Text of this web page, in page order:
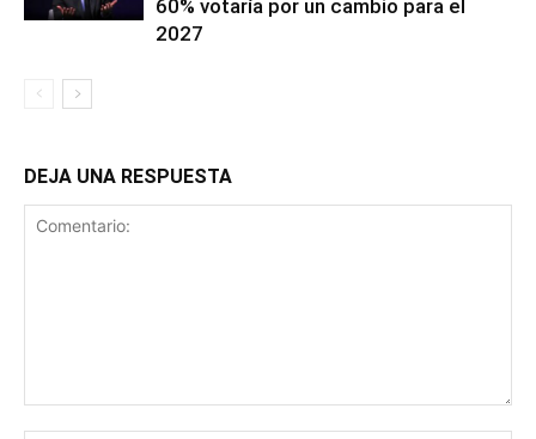
60% votaría por un cambio para el
2027
DEJA UNA RESPUESTA